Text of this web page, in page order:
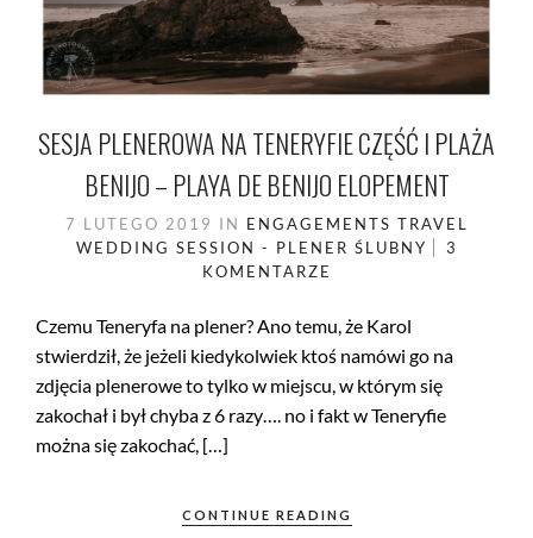
SESJA PLENEROWA NA TENERYFIE CZĘŚĆ I PLAŻA
BENIJO – PLAYA DE BENIJO ELOPEMENT
7 LUTEGO 2019 IN ENGAGEMENTS TRAVEL
WEDDING SESSION - PLENER ŚLUBNY
3
KOMENTARZE
Czemu Teneryfa na plener? Ano temu, że Karol
stwierdził, że jeżeli kiedykolwiek ktoś namówi go na
zdjęcia plenerowe to tylko w miejscu, w którym się
zakochał i był chyba z 6 razy…. no i fakt w Teneryfie
można się zakochać, […]
CONTINUE READING